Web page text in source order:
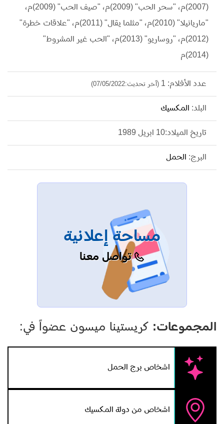
(2007)م، "سحر الحب" (2009)م، "صيف الحب" (2009)م،
"ماريانيلا" (2010)م، "مثلما يقال" (2011)م، "علاقات خطرة"
(2012)م، "روساريو" (2013)م، "الحب غير المشروط"
(2014)م
عدد الأفلام: 1 (آخر تحديث:07/05/2022)
البلد: المكسيك
تاريخ الميلاد:10 ابريل 1989
البرج: الحمل
مساحة إعلانية
تواصل معنا
المجموعات: كريستينا ميسون عضواً في:
اشخاص برج الحمل
اشخاص من دولة المكسيك